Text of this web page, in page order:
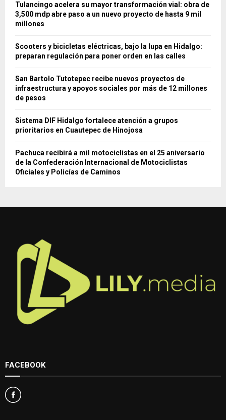
Tulancingo acelera su mayor transformación vial: obra de
3,500 mdp abre paso a un nuevo proyecto de hasta 9 mil
millones
Scooters y bicicletas eléctricas, bajo la lupa en Hidalgo:
preparan regulación para poner orden en las calles
San Bartolo Tutotepec recibe nuevos proyectos de
infraestructura y apoyos sociales por más de 12 millones
de pesos
Sistema DIF Hidalgo fortalece atención a grupos
prioritarios en Cuautepec de Hinojosa
Pachuca recibirá a mil motociclistas en el 25 aniversario
de la Confederación Internacional de Motociclistas
Oficiales y Policías de Caminos
FACEBOOK